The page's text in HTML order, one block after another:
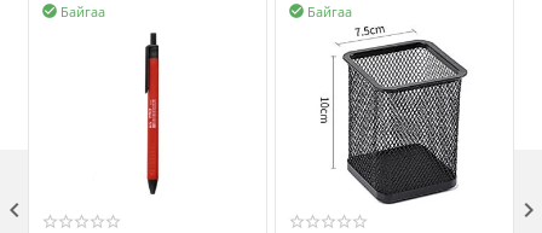
Байгаа
 Байгаа

 